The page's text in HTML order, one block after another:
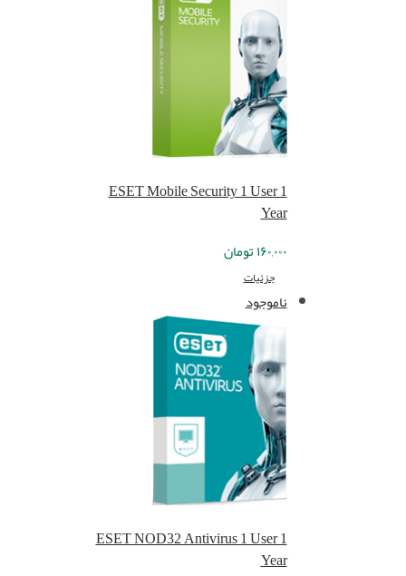
ESET Mobile Security 1 User 1
Year
۱۶۰,۰۰۰تومان
جزئیات
ناموجود
ESET NOD32 Antivirus 1 User 1
Year